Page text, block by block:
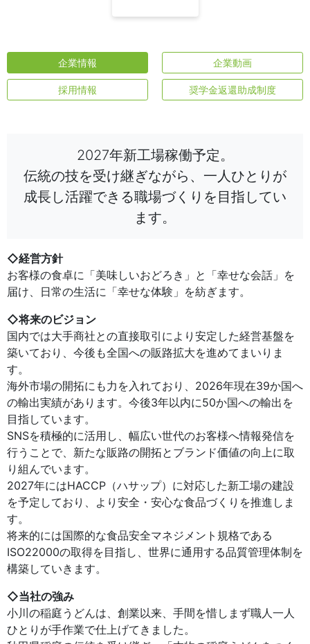
企業情報 企業動画
採用情報 奨学金返還助成制度
2027年新工場稼働予定。
伝統の技を受け継ぎながら、一人ひとりが
成長し活躍できる職場づくりを目指してい
ます。
◇経営方針
お客様の食卓に「美味しいおどろき」と「幸せな会話」を
届け、日常の生活に「幸せな体験」を紡ぎます。
◇将来のビジョン
国内では大手商社との直接取引により安定した経営基盤を
築いており、今後も全国への販路拡大を進めてまいりま
す。
海外市場の開拓にも力を入れており、2026年現在39か国へ
の輸出実績があります。今後3年以内に50か国への輸出を
目指しています。
SNSを積極的に活用し、幅広い世代のお客様へ情報発信を
行うことで、新たな販路の開拓とブランド価値の向上に取
り組んでいます。
2027年にはHACCP（ハサップ）に対応した新工場の建設
を予定しており、より安全・安心な食品づくりを推進しま
す。
将来的には国際的な食品安全マネジメント規格である
ISO22000の取得を目指し、世界に通用する品質管理体制を
構築していきます。
◇当社の強み
小川の稲庭うどんは、創業以来、手間を惜しまず職人一人
ひとりが手作業で仕上げてきました。